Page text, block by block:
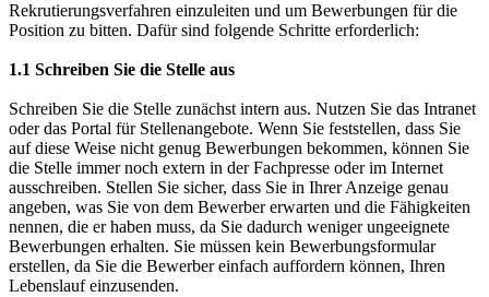
Rekrutierungsverfahren einzuleiten und um Bewerbungen für die
Position zu bitten. Dafür sind folgende Schritte erforderlich:
1.1 Schreiben Sie die Stelle aus
Schreiben Sie die Stelle zunächst intern aus. Nutzen Sie das Intranet
oder das Portal für Stellenangebote. Wenn Sie feststellen, dass Sie
auf diese Weise nicht genug Bewerbungen bekommen, können Sie
die Stelle immer noch extern in der Fachpresse oder im Internet
ausschreiben. Stellen Sie sicher, dass Sie in Ihrer Anzeige genau
angeben, was Sie von dem Bewerber erwarten und die Fähigkeiten
nennen, die er haben muss, da Sie dadurch weniger ungeeignete
Bewerbungen erhalten. Sie müssen kein Bewerbungsformular
erstellen, da Sie die Bewerber einfach auffordern können, Ihren
Lebenslauf einzusenden.